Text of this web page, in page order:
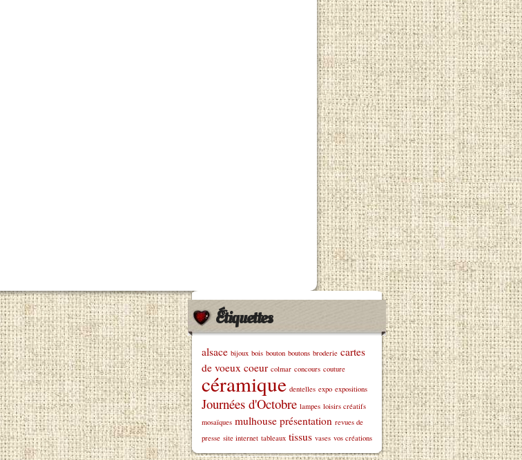
Étiquettes
alsace bijoux bois bouton boutons broderie cartes
de voeux coeur colmar concours couture
céramique dentelles expo expositions
Journées d'Octobre lampes loisirs créatifs
mosaïques mulhouse présentation revues de
presse site internet tableaux tissus vases vos créations